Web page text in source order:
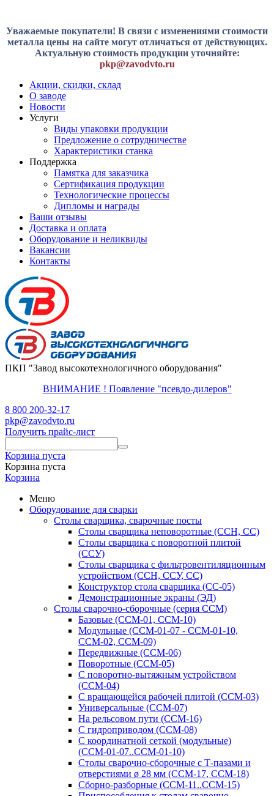
Уважаемые покупатели! В связи с изменениями стоимости
металла цены на сайте могут отличаться от действующих.
Актуальную стоимость продукции уточняйте:
pkp@zavodvto.ru
Акции, скидки, склад
О заводе
Новости
Услуги
Виды упаковки продукции
Предложение о сотрудничестве
Характеристики станка
Поддержка
Памятка для заказчика
Сертификация продукции
Технологические процессы
Дипломы и награды
Ваши отзывы
Доставка и оплата
Оборудование и неликвиды
Вакансии
Контакты
ПКП "Завод высокотехнологичного оборудования"
ВНИМАНИЕ ! Появление "псевдо-дилеров"
8 800 200-32-17
pkp@zavodvto.ru
Получить прайс-лист
Корзина пуста
Корзина пуста
Корзина
Меню
Оборудование для сварки
Столы сварщика, сварочные посты
Столы сварщика неповоротные (ССН, СС)
Столы сварщика с поворотной плитой
(ССУ)
Столы сварщика с фильтровентиляционным
устройством (ССН, ССУ, СС)
Конструктор стола сварщика (СС-05)
Демонстрационные экраны (ЭД)
Столы сварочно-сборочные (серия ССМ)
Базовые (ССМ-01, ССМ-10)
Модульные (ССМ-01-07 - ССМ-01-10,
ССМ-02, ССМ-09)
Передвижные (ССМ-06)
Поворотные (ССМ-05)
С поворотно-вытяжным устройством
(ССМ-04)
С вращающейся рабочей плитой (ССМ-03)
Универсальные (ССМ-07)
На рельсовом пути (ССМ-16)
С гидроприводом (ССМ-08)
С координатной сеткой (модульные)
(ССМ-01-07..ССМ-01-10)
Столы сварочно-сборочные с Т-пазами и
отверстиями ø 28 мм (ССМ-17, ССМ-18)
Сборно-разборные (ССМ-11..ССМ-15)